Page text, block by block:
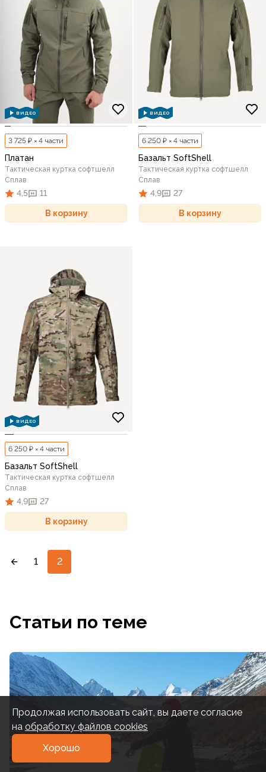
ВИДЕО
3 725 ₽ × 4 части
Платан
Тактическая куртка софтшелл
Сплав
4,5 11
В корзину
ВИДЕО
6 250 ₽ × 4 части
Базальт SoftShell
Тактическая куртка софтшелл
Сплав
4,9 27
В корзину
ВИДЕО
6 250 ₽ × 4 части
Базальт SoftShell
Тактическая куртка софтшелл
Сплав
4,9 27
В корзину
1 2
Статьи по теме
Продолжая использовать сайт, вы даете согласие
на обработку файлов cookies
Хорошо